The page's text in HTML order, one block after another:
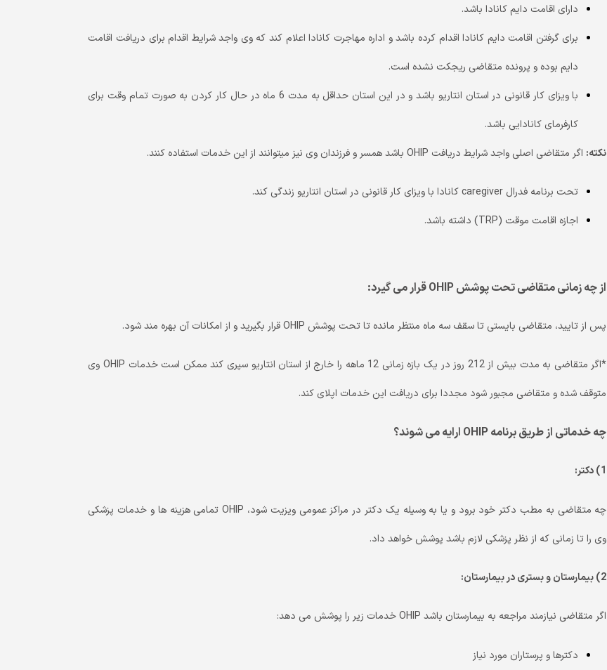
دارای اقامت دایم کانادا باشد.
برای گرفتن اقامت دایم کانادا اقدام کرده باشد و اداره مهاجرت کانادا اعلام کند که وی واجد شرایط اقدام برای دریافت اقامت
دایم بوده و پرونده متقاضی ریجکت نشده است.
با ویزای کار قانونی در استان انتاریو باشد و در این استان حداقل به مدت 6 ماه در حال کار کردن به صورت تمام وقت برای
کارفرمای کانادایی باشد.
نکته: اگر متقاضی اصلی واجد شرایط دریافت OHIP باشد همسر و فرزندان وی نیز میتوانند از این خدمات استفاده کنند.
تحت برنامه فدرال caregiver کانادا با ویزای کار قانونی در استان انتاریو زندگی کند.
اجازه اقامت موقت (TRP) داشته باشد.
از چه زمانی متقاضی تحت پوشش OHIPقرار می گیرد:
پس از تایید، متقاضی بایستی تا سقف سه ماه منتظر مانده تا تحت پوشش OHIP قرار بگیرید و از امکانات آن بهره مند شود.
*اگر متقاضی به مدت بیش از 212 روز در یک بازه زمانی 12 ماهه را خارج از استان انتاریو سپری کند ممکن است خدمات OHIP وی
متوقف شده و متقاضی مجبور شود مجددا برای دریافت این خدمات اپلای کند.
چه خدماتی از طریق برنامه OHIP ارایه می شوند؟
1) دکتر:
چه متقاضی به مطب دکتر خود برود و یا به وسیله یک دکتر در مراکز عمومی ویزیت شود، OHIP تمامی هزینه ها و خدمات پزشکی
وی را تا زمانی که از نظر پزشکی لازم باشد پوشش خواهد داد.
2) بیمارستان و بستری در بیمارستان:
اگر متقاضی نیازمند مراجعه به بیمارستان باشد OHIP خدمات زیر را پوشش می دهد:
دکترها و پرستاران مورد نیاز